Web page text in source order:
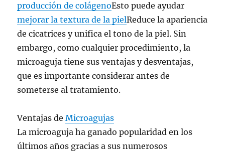
producción de colágenoEsto puede ayudar
mejorar la textura de la pielReduce la apariencia
de cicatrices y unifica el tono de la piel. Sin
embargo, como cualquier procedimiento, la
microaguja tiene sus ventajas y desventajas,
que es importante considerar antes de
someterse al tratamiento.
Ventajas deMicroagujas
La microaguja ha ganado popularidad en los
últimos años gracias a sus numerosos